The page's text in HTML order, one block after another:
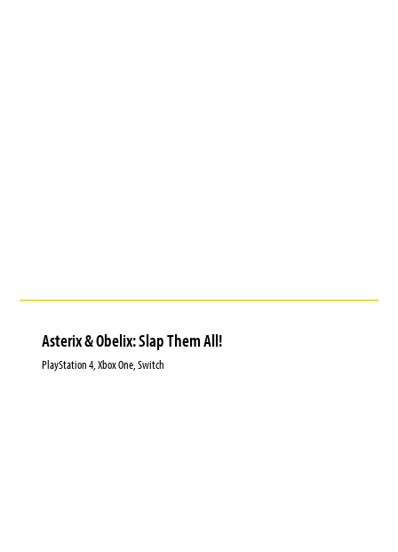
Asterix & Obelix: Slap Them All!
PlayStation 4, Xbox One, Switch